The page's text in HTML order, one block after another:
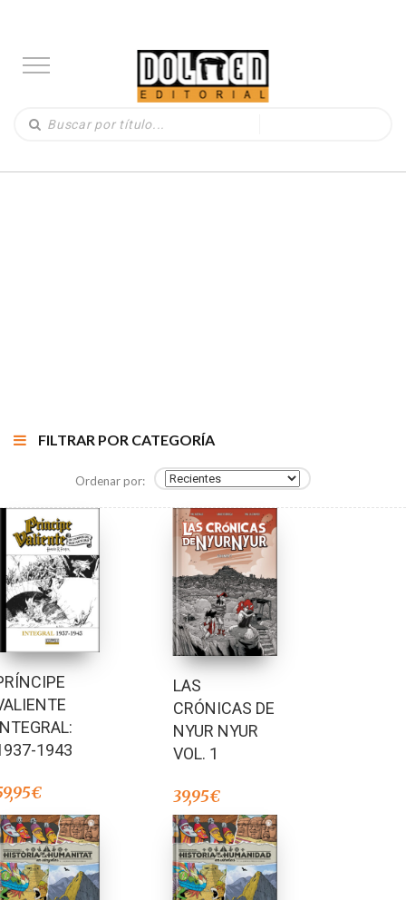
FILTRAR POR CATEGORÍA
Ordenar por:
1943
€
LAS
CRÓNICAS DE
NYUR NYUR
VOL. 1
39,95€